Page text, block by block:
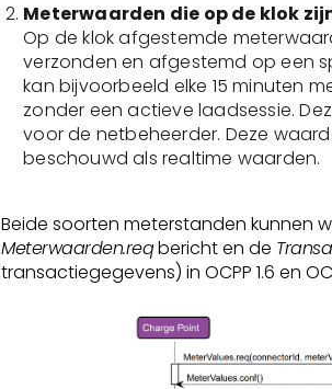
Meterwaarden die op de klok
Op de klok afgestemde
verzonden en afgestemd op een
kan bijvoorbeeld elke 15 minuten
zonder een actieve laadsessie.
voor de netbeheerder. Deze
beschouwd als realtime waarden.
Beide soorten meterstanden kunnen
Meterwaarden.reqbericht en de
transactiegegevens) in OCPP 1.6 en